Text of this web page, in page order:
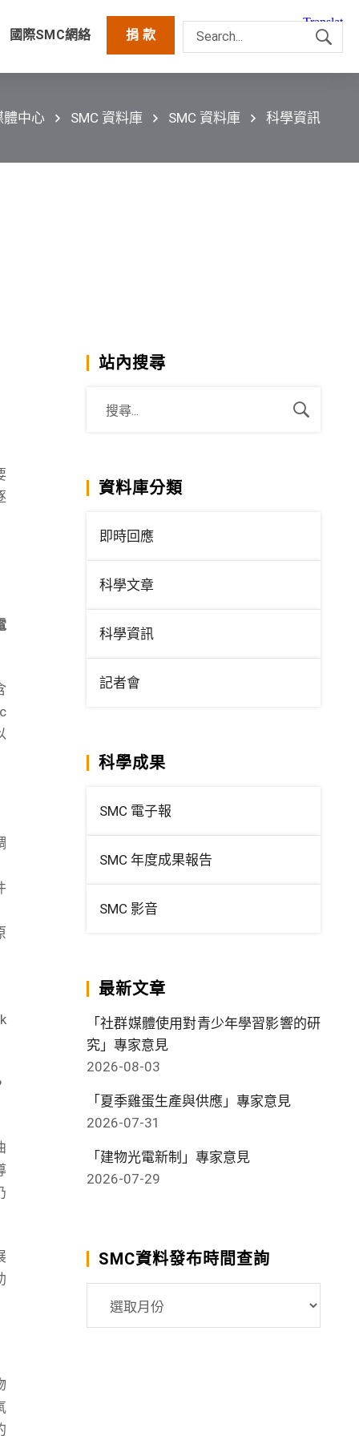
國際SMC網絡 捐 款
體中心 SMC 資料庫 SMC 資料庫 科學資訊
站內搜尋
資料庫分類
即時回應
科學文章
科學資訊
記者會
科學成果
SMC 電子報
SMC 年度成果報告
SMC 影音
最新文章
「社群媒體使用對青少年學習影響的研
究」專家意見
2026-08-03
「夏季雞蛋生產與供應」專家意見
2026-07-31
「建物光電新制」專家意見
2026-07-29
SMC資料發布時間查詢